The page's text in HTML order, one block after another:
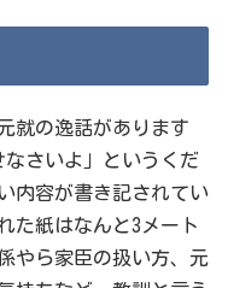
就の逸話があります
さいよ」というくだ
内容が書き記されてい
た紙はなんと3メート
やら家臣の扱い方、元